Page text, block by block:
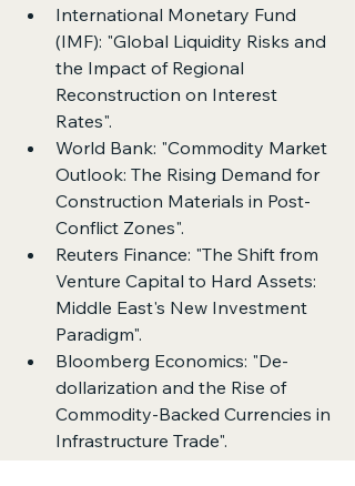
International Monetary Fund
(IMF): "Global Liquidity Risks and
the Impact of Regional
Reconstruction on Interest
Rates".
World Bank: "Commodity Market
Outlook: The Rising Demand for
Construction Materials in Post-
Conflict Zones".
Reuters Finance: "The Shift from
Venture Capital to Hard Assets:
Middle East's New Investment
Paradigm".
Bloomberg Economics: "De-
dollarization and the Rise of
Commodity-Backed Currencies in
Infrastructure Trade".